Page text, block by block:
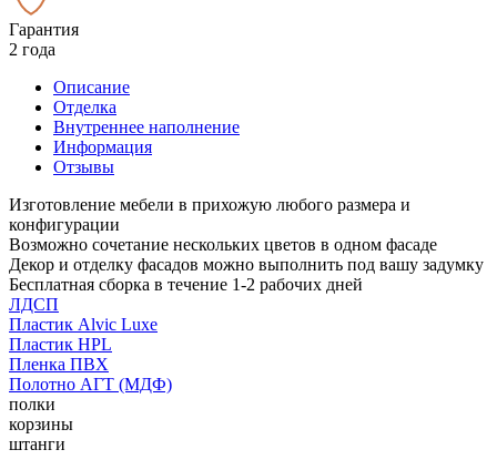
Гарантия
2 года
Описание
Отделка
Внутреннее наполнение
Информация
Отзывы
Изготовление мебели в прихожую любого размера и
конфигурации
Возможно сочетание нескольких цветов в одном фасаде
Декор и отделку фасадов можно выполнить под вашу задумку
Бесплатная сборка в течение 1-2 рабочих дней
ЛДСП
Пластик Alvic Luxe
Пластик HPL
Пленка ПВХ
Полотно АГТ (МДФ)
полки
корзины
штанги